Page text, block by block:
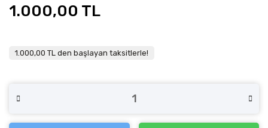
1.000,00 TL
1.000,00 TL den başlayan taksitlerle!